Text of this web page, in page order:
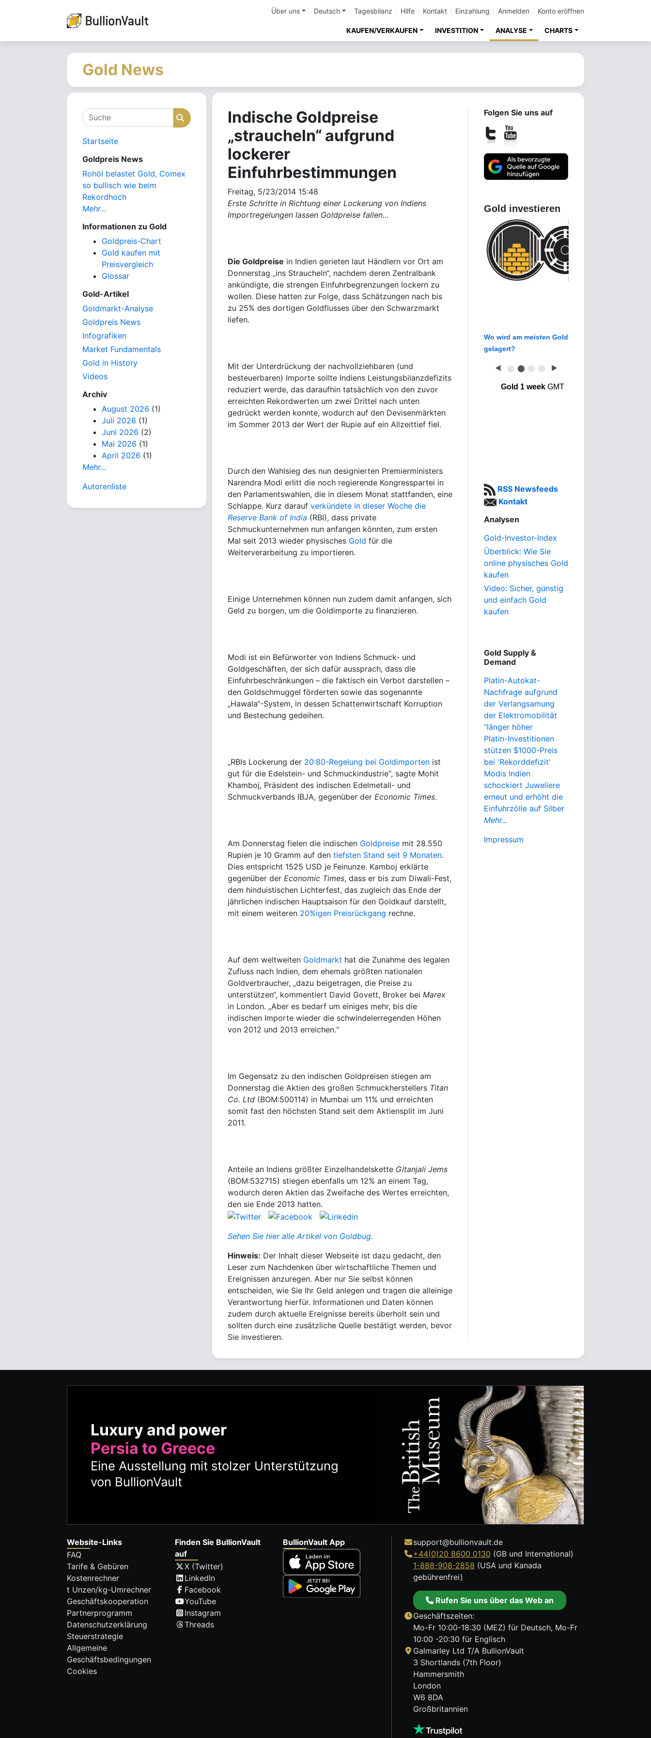
Über uns Deutsch Tagesbilanz Hilfe Kontakt Einzahlung Anmelden Konto eröffnen
KAUFEN/VERKAUFEN INVESTITION ANALYSE CHARTS
Gold News
Suche Suche
Startseite
Goldpreis News
Rohöl belastet Gold, Comex
so bullisch wie beim
Rekordhoch
Mehr...
Informationen zu Gold
Goldpreis-Chart
Gold kaufen mit
Preisvergleich
Glossar
Gold-Artikel
Goldmarkt-Analyse
Goldpreis News
Infografiken
Market Fundamentals
Gold in History
Videos
Archiv
August 2026 (1)
Juli 2026 (1)
Juni 2026 (2)
Mai 2026 (1)
April 2026 (1)
Mehr...
Autorenliste
Indische Goldpreise
„straucheln“ aufgrund
lockerer
Einfuhrbestimmungen
Freitag, 5/23/2014 15:48
Erste Schritte in Richtung einer Lockerung von Indiens
Importregelungen lassen Goldpreise fallen…
Die Goldpreise in Indien gerieten laut Händlern vor Ort am
Donnerstag „ins Straucheln“, nachdem deren Zentralbank
ankündigte, die strengen Einfuhrbegrenzungen lockern zu
wollen. Diese hatten zur Folge, dass Schätzungen nach bis
zu 25% des dortigen Goldflusses über den Schwarzmarkt
liefen.
Mit der Unterdrückung der nachvollziehbaren (und
besteuerbaren) Importe sollte Indiens Leistungsbilanzdefizits
reduziert werde, das daraufhin tatsächlich von den zuvor
erreichten Rekordwerten um zwei Drittel nach unten
gedrückt werden konnte, wodurch auf den Devisenmärkten
im Sommer 2013 der Wert der Rupie auf ein Allzeittief fiel.
Durch den Wahlsieg des nun designierten Premierministers
Narendra Modi erlitt die noch regierende Kongresspartei in
den Parlamentswahlen, die in diesem Monat stattfanden, eine
Schlappe. Kurz darauf verkündete in dieser Woche die
Reserve Bank of India (RBI), dass private
Schmuckunternehmen nun anfangen könnten, zum ersten
Mal seit 2013 wieder physisches Gold für die
Weiterverarbeitung zu importieren.
Einige Unternehmen können nun zudem damit anfangen, sich
Geld zu borgen, um die Goldimporte zu finanzieren.
Modi ist ein Befürworter von Indiens Schmuck- und
Goldgeschäften, der sich dafür aussprach, dass die
Einfuhrbeschränkungen – die faktisch ein Verbot darstellen –
den Goldschmuggel förderten sowie das sogenannte
„Hawala“-System, in dessen Schattenwirtschaft Korruption
und Bestechung gedeihen.
„RBIs Lockerung der 20:80-Regelung bei Goldimporten ist
gut für die Edelstein- und Schmuckindustrie“, sagte Mohit
Khamboj, Präsident des indischen Edelmetall- und
Schmuckverbands IBJA, gegenüber der Economic Times.
Am Donnerstag fielen die indischen Goldpreise mit 28.550
Rupien je 10 Gramm auf den tiefsten Stand seit 9 Monaten.
Dies entspricht 1525 USD je Feinunze. Kamboj erklärte
gegenüber der Economic Times, dass er bis zum Diwali-Fest,
dem hinduistischen Lichterfest, das zugleich das Ende der
jährlichen indischen Hauptsaison für den Goldkauf darstellt,
mit einem weiteren 20%igen Preisrückgang rechne.
Auf dem weltweiten Goldmarkt hat die Zunahme des legalen
Zufluss nach Indien, dem ehemals größten nationalen
Goldverbraucher, „dazu beigetragen, die Preise zu
unterstützen“, kommentiert David Govett, Broker bei Marex
in London. „Aber es bedarf um einiges mehr, bis die
indischen Importe wieder die schwindelerregenden Höhen
von 2012 und 2013 erreichen.“
Im Gegensatz zu den indischen Goldpreisen stiegen am
Donnerstag die Aktien des großen Schmuckherstellers Titan
Co. Ltd (BOM:500114) in Mumbai um 11% und erreichten
somit fast den höchsten Stand seit dem Aktiensplit im Juni
2011.
Anteile an Indiens größter Einzelhandelskette Gitanjali Jems
(BOM:532715) stiegen ebenfalls um 12% an einem Tag,
wodurch deren Aktien das Zweifache des Wertes erreichten,
den sie Ende 2013 hatten.
Sehen Sie hier alle Artikel von Goldbug.
Hinweis: Der Inhalt dieser Webseite ist dazu gedacht, den
Leser zum Nachdenken über wirtschaftliche Themen und
Ereignissen anzuregen. Aber nur Sie selbst können
entscheiden, wie Sie Ihr Geld anlegen und tragen die alleinige
Verantwortung hierfür. Informationen und Daten können
zudem durch aktuelle Ereignisse bereits überholt sein und
sollten durch eine zusätzliche Quelle bestätigt werden, bevor
Sie investieren.
Folgen Sie uns auf
Gold investieren
Wo wird am meisten Gold
gelagert?
◀ ⬤ ⬤ ⬤ ⬤ ▶
Gold 1 weekGMT
RSS Newsfeeds
Kontakt
Analysen
Gold-Investor-Index
Überblick: Wie Sie
online physisches Gold
kaufen
Video: Sicher, günstig
und einfach Gold
kaufen
Gold Supply &
Demand
Platin-Autokat-
Nachfrage aufgrund
der Verlangsamung
der Elektromobilität
"länger höher
Platin-Investitionen
stützen $1000-Preis
bei 'Rekorddefizit'
Modis Indien
schockiert Juweliere
erneut und erhöht die
Einfuhrzölle auf Silber
Mehr...
Impressum
Luxury and power
Persia to Greece
Eine Ausstellung mit stolzer Unterstützung
von BullionVault
Website-Links
FAQ
Tarife & Gebüren
Kostenrechner
t Unzen/kg-Umrechner
Geschäftskooperation
Partnerprogramm
Datenschutzerklärung
Steuerstrategie
Allgemeine
Geschäftsbedingungen
Cookies
Finden Sie BullionVault
auf
X (Twitter)
LinkedIn
Facebook
YouTube
Instagram
Threads
BullionVault App
support@bullionvault.de
+44(0)20 8600 0130 (GB und International)
1-888-908-2858 (USA und Kanada
gebührenfrei)
Rufen Sie uns über das Web an
Geschäftszeiten:
Mo-Fr 10:00-18:30 (MEZ) für Deutsch, Mo-Fr
10:00 -20:30 für Englisch
Galmarley Ltd T/A BullionVault
3 Shortlands (7th Floor)
Hammersmith
London
W6 8DA
Großbritannien